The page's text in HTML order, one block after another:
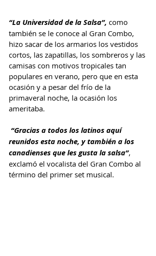
“La Universidad de la Salsa”, como
también se le conoce al Gran Combo,
hizo sacar de los armarios los vestidos
cortos, las zapatillas, los sombreros y las
camisas con motivos tropicales tan
populares en verano, pero que en esta
ocasión y a pesar del frío de la
primaveral noche, la ocasión los
ameritaba.
“Gracias a todos los latinos aquí
reunidos esta noche, y también a los
canadienses que les gusta la salsa”,
exclamó el vocalista del Gran Combo al
término del primer set musical.